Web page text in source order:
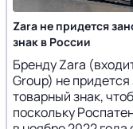
Zara не придется
знак в России
Бренду Zara
Group) не
товарный знак,
поскольку